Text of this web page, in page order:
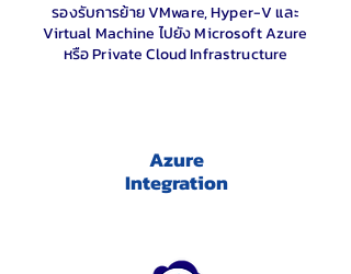
รองรับการย้าย VMware, Hyper-V และ
Virtual Machine ไปยัง Microsoft Azure
หรือ Private Cloud Infrastructure
Azure
Integration